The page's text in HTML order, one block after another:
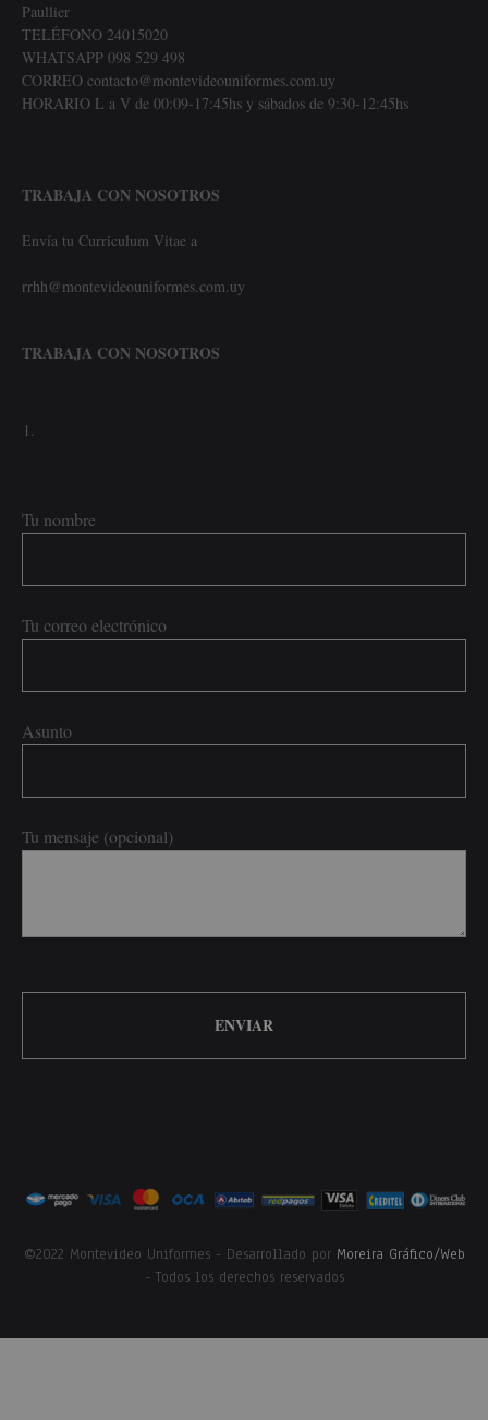
Paullier
TELÉFONO 24015020
WHATSAPP 098 529 498
CORREO contacto@montevideouniformes.com.uy
HORARIO L a V de 00:09-17:45hs y sábados de 9:30-12:45hs
TRABAJA CON NOSOTROS
Envía tu Curriculum Vitae a
rrhh@montevideouniformes.com.uy
TRABAJA CON NOSOTROS
Tu nombre
Tu correo electrónico
Asunto
Tu mensaje (opcional)
©2022 Montevideo Uniformes - Desarrollado por Moreira Gráfico/Web
- Todos los derechos reservados